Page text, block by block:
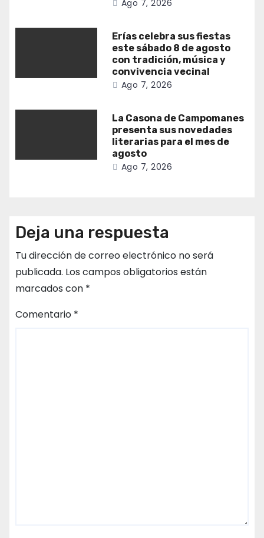
Ago 7, 2026
Erías celebra sus fiestas
este sábado 8 de agosto
con tradición, música y
convivencia vecinal
Ago 7, 2026
La Casona de Campomanes
presenta sus novedades
literarias para el mes de
agosto
Ago 7, 2026
Deja una respuesta
Tu dirección de correo electrónico no será
publicada. Los campos obligatorios están
marcados con *
Comentario *